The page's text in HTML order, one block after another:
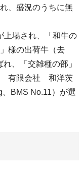
、盛況のうちに無
場され、「和牛の
様の出荷牛（去
、「交雑種の部」
有限会社 和洋茨
BMS No.11）が選